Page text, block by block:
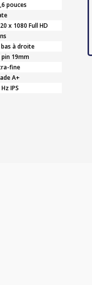
pouces
x 1080 Full HD
bas à droite
pin 19mm
fine
A+
IPS